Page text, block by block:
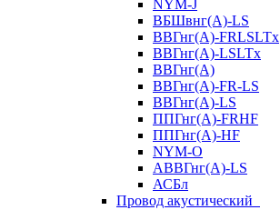
NYM-J
ВБШвнг(А)-LS
ВВГнг(A)-FRLSLTx
ВВГнг(A)-LSLTx
ВВГнг(А)
ВВГнг(А)-FR-LS
ВВГнг(А)-LS
ППГнг(А)-FRHF
ППГнг(А)-HF
NYM-O
АВВГнг(А)-LS
АСБл
Провод акустический